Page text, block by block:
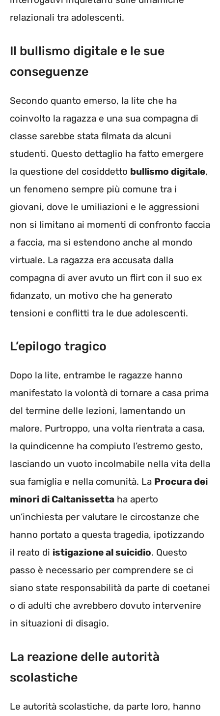
relazionali tra adolescenti.
Il bullismo digitale e le sue
conseguenze
Secondo quanto emerso, la lite che ha
coinvolto la ragazza e una sua compagna di
classe sarebbe stata filmata da alcuni
studenti. Questo dettaglio ha fatto emergere
la questione del cosiddetto bullismo digitale,
un fenomeno sempre più comune tra i
giovani, dove le umiliazioni e le aggressioni
non si limitano ai momenti di confronto faccia
a faccia, ma si estendono anche al mondo
virtuale. La ragazza era accusata dalla
compagna di aver avuto un flirt con il suo ex
fidanzato, un motivo che ha generato
tensioni e conflitti tra le due adolescenti.
L’epilogo tragico
Dopo la lite, entrambe le ragazze hanno
manifestato la volontà di tornare a casa prima
del termine delle lezioni, lamentando un
malore. Purtroppo, una volta rientrata a casa,
la quindicenne ha compiuto l’estremo gesto,
lasciando un vuoto incolmabile nella vita della
sua famiglia e nella comunità. La Procura dei
minori di Caltanissetta ha aperto
un’inchiesta per valutare le circostanze che
hanno portato a questa tragedia, ipotizzando
il reato di istigazione al suicidio. Questo
passo è necessario per comprendere se ci
siano state responsabilità da parte di coetanei
o di adulti che avrebbero dovuto intervenire
in situazioni di disagio.
La reazione delle autorità
scolastiche
Le autorità scolastiche, da parte loro, hanno